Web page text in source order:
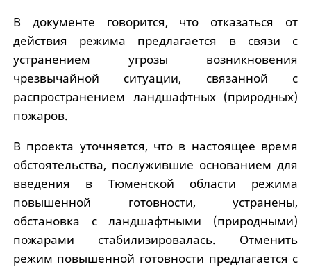
В документе говорится, что отказаться от
действия режима предлагается в связи с
устранением угрозы возникновения
чрезвычайной ситуации, связанной с
распространением ландшафтных (природных)
пожаров.
В проекта уточняется, что в настоящее время
обстоятельства, послужившие основанием для
введения в Тюменской области режима
повышенной готовности, устранены,
обстановка с ландшафтными (природными)
пожарами стабилизировалась. Отменить
режим повышенной готовности предлагается с